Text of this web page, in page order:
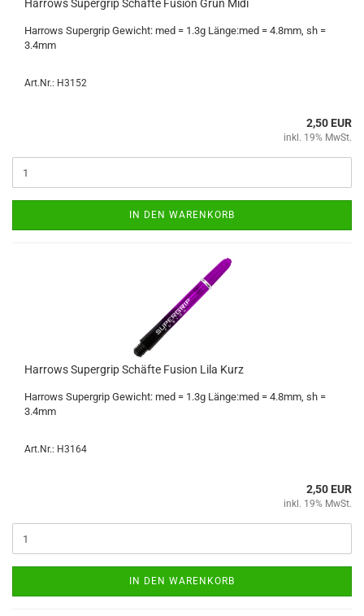
Har­rows Su­per­grip Schäf­te Fu­si­on Grün Midi
Har­rows Su­per­grip Ge­wicht: med = 1.3g Länge:med = 4.8mm, sh =
3.4mm
Art.Nr.: H3152
2,50 EUR
inkl. 19% MwSt.
IN DEN WARENKORB
Har­rows Su­per­grip Schäf­te Fu­si­on Lila Kurz
Har­rows Su­per­grip Ge­wicht: med = 1.3g Länge:med = 4.8mm, sh =
3.4mm
Art.Nr.: H3164
2,50 EUR
inkl. 19% MwSt.
IN DEN WARENKORB